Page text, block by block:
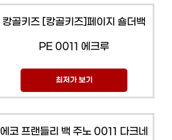
캉골키즈 [캉골키즈]페이지 숄더백
PE 0011 에크루
최저가 보기
에코 프랜들리 백 주노 0011 다크네